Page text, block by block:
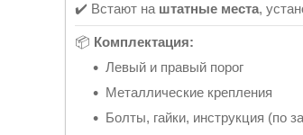
✔️ Встают на штатные места,
📦 Комплектация:
Левый и правый порог
Металлические крепления
Болты, гайки, инструкция (по